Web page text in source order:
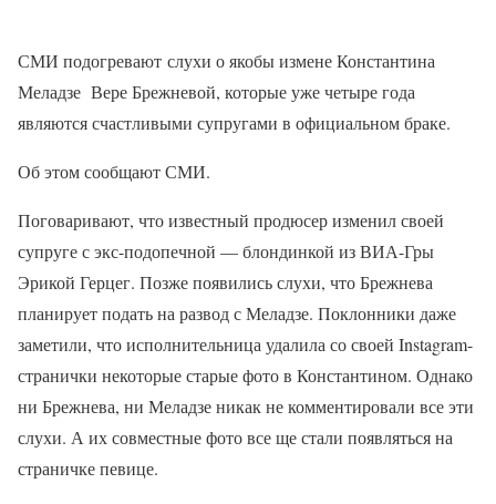
СМИ подогревают слухи о якобы измене Константина
Меладзе Вере Брежневой, которые уже четыре года
являются счастливыми супругами в официальном браке.
Об этом сообщают СМИ.
Поговаривают, что известный продюсер изменил своей
супруге с экс-подопечной — блондинкой из ВИА-Гры
Эрикой Герцег. Позже появились слухи, что Брежнева
планирует подать на развод с Меладзе. Поклонники даже
заметили, что исполнительница удалила со своей Instagram-
странички некоторые старые фото в Константином. Однако
ни Брежнева, ни Меладзе никак не комментировали все эти
слухи. А их совместные фото все ще стали появляться на
страничке певице.